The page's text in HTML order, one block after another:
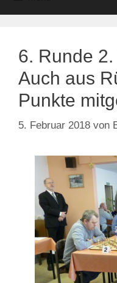
6. Runde
Auch aus
Punkte
5. Februar 2018 von